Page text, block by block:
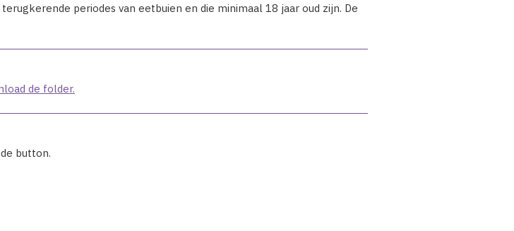
periodes van eetbuien en die minimaal 18 jaar oud zijn. De
de folder.
button.